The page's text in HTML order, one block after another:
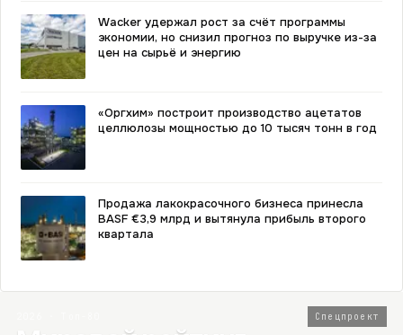
Wacker удержал рост за счёт программы
экономии, но снизил прогноз по выручке из-за
цен на сырьё и энергию
«Оргхим» построит производство ацетатов
целлюлозы мощностью до 10 тысяч тонн в год
Продажа лакокрасочного бизнеса принесла
BASF €3,9 млрд и вытянула прибыль второго
квартала
Спецпроект